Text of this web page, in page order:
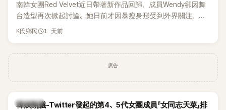
南韓女團Red Velvet近日帶著新作品回歸，成員Wendy卻因舞
台造型再次掀起討論。她日前才因暴瘦身形受到外界關注，又
被質疑在舞台上使用臀墊，如今最新打歌舞台曝光後，再度因
K氏鄉民 1 天前
廣告
熱議討論
韓娛熱議-Twitter發起的第4、5代女團成員「女同志天菜」排